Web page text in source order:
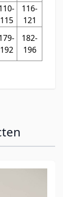
115
116-
121
192
182-
196